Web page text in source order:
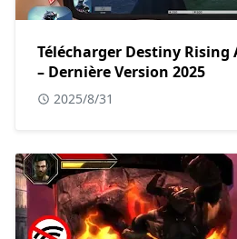
Télécharger Destiny Rising
– Dernière Version 2025
2025/8/31